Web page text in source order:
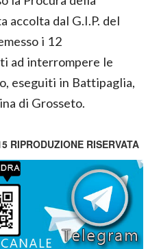
accolta dal G.I.P. del
i 12
ad interrompere le
eseguiti in Battipaglia,
di Grosseto.
RIPRODUZIONE RISERVATA